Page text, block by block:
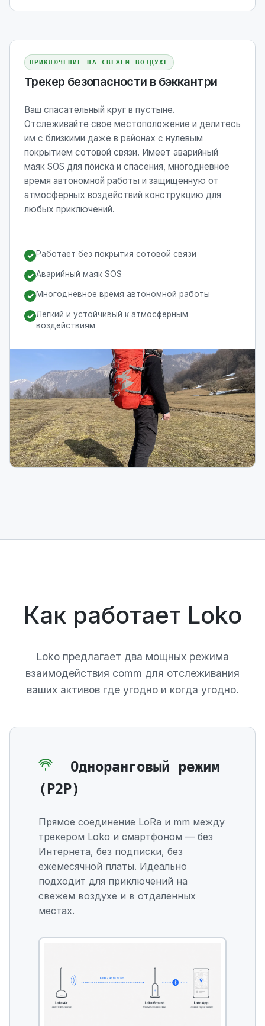
ПРИКЛЮЧЕНИЕ НА СВЕЖЕМ ВОЗДУХЕ
Трекер безопасности в бэккантри
Ваш спасательный круг в пустыне.
Отслеживайте свое местоположение и делитесь
им с близкими даже в районах с нулевым
покрытием сотовой связи. Имеет аварийный
маяк SOS для поиска и спасения, многодневное
время автономной работы и защищенную от
атмосферных воздействий конструкцию для
любых приключений.
✓ Работает без покрытия сотовой связи
✓ Аварийный маяк SOS
✓ Многодневное время автономной работы
✓ Легкий и устойчивый к атмосферным
воздействиям
Как работает Loko
Loko предлагает два мощных режима
взаимодействия comm для отслеживания
ваших активов где угодно и когда угодно.
Одноранговый режим
(P2P)
Прямое соединение LoRa и mm между
трекером Loko и смартфоном — без
Интернета, без подписки, без
ежемесячной платы. Идеально
подходит для приключений на
свежем воздухе и в отдаленных
местах.